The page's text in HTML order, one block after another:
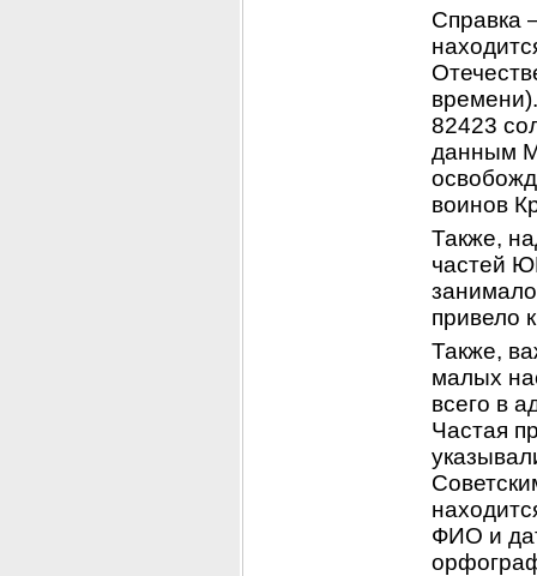
Справка
82423
данным
воинов
Также,
частей
привело
Также,
малых
всего в
Частая
ФИО и